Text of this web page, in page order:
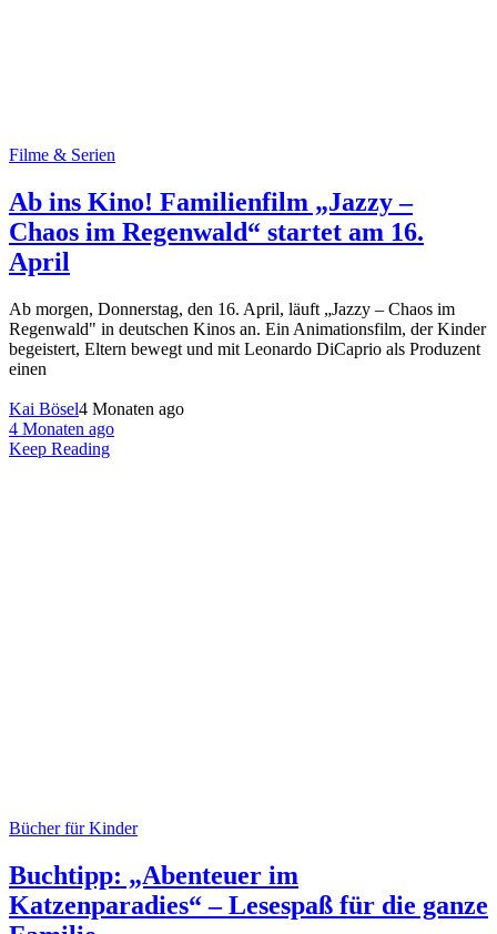
Filme & Serien
Ab ins Kino! Familienfilm „Jazzy –
Chaos im Regenwald“ startet am 16.
April
Ab morgen, Donnerstag, den 16. April, läuft „Jazzy – Chaos im
Regenwald" in deutschen Kinos an. Ein Animationsfilm, der Kinder
begeistert, Eltern bewegt und mit Leonardo DiCaprio als Produzent
einen
Kai Bösel4 Monaten ago
4 Monaten ago
Keep Reading
Bücher für Kinder
Buchtipp: „Abenteuer im
Katzenparadies“ – Lesespaß für die ganze